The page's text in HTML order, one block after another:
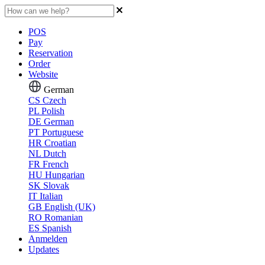
POS
Pay
Reservation
Order
Website
German
CS Czech
PL Polish
DE German
PT Portuguese
HR Croatian
NL Dutch
FR French
HU Hungarian
SK Slovak
IT Italian
GB English (UK)
RO Romanian
ES Spanish
Anmelden
Updates